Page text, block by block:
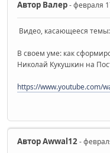
Автор Валер- февраля
Видео, касающееся
В своем уме: как
Николай Кукушкин на
https://www.youtube.com/
АвторAwwal12-